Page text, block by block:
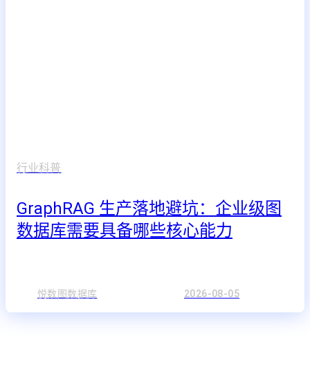
行业科普
GraphRAG 生产落地避坑：企业级图
数据库需要具备哪些核心能力
悦数图数据库 2026-08-05